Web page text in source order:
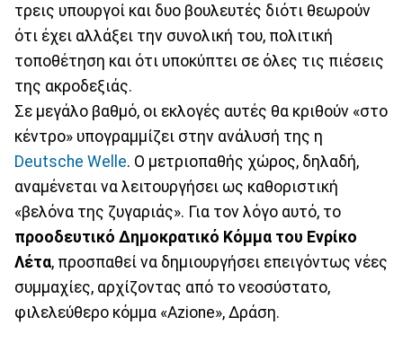
τρεις υπουργοί και δυο βουλευτές διότι θεωρούν
ότι έχει αλλάξει την συνολική του, πολιτική
τοποθέτηση και ότι υποκύπτει σε όλες τις πιέσεις
της ακροδεξιάς.
Σε μεγάλο βαθμό, οι εκλογές αυτές θα κριθούν «στο
κέντρο» υπογραμμίζει στην ανάλυσή της η
Deutsche Welle. Ο μετριοπαθής χώρος, δηλαδή,
αναμένεται να λειτουργήσει ως καθοριστική
«βελόνα της ζυγαριάς». Για τον λόγο αυτό, το
προοδευτικό Δημοκρατικό Κόμμα του Ενρίκο
Λέτα, προσπαθεί να δημιουργήσει επειγόντως νέες
συμμαχίες, αρχίζοντας από το νεοσύστατο,
φιλελεύθερο κόμμα «Azione», Δράση.